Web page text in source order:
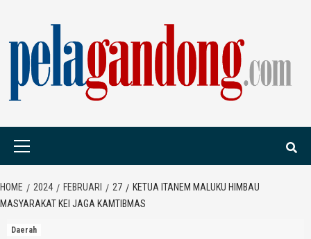
content
HOME 2024 FEBRUARI 27
KETUA ITANEM MALUKU HIMBAU
MASYARAKAT KEI JAGA KAMTIBMAS
Daerah